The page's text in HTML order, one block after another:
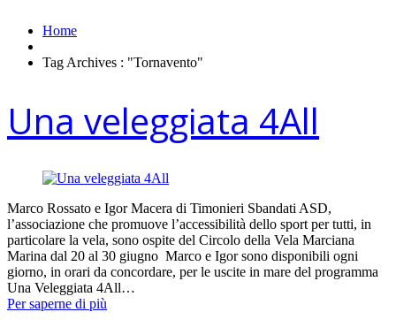
Home
Tag Archives : "Tornavento"
Una veleggiata 4All
Marco Rossato e Igor Macera di Timonieri Sbandati ASD,
l’associazione che promuove l’accessibilità dello sport per tutti, in
particolare la vela, sono ospite del Circolo della Vela Marciana
Marina dal 20 al 30 giugno Marco e Igor sono disponibili ogni
giorno, in orari da concordare, per le uscite in mare del programma
Una Veleggiata 4All…
Per saperne di più